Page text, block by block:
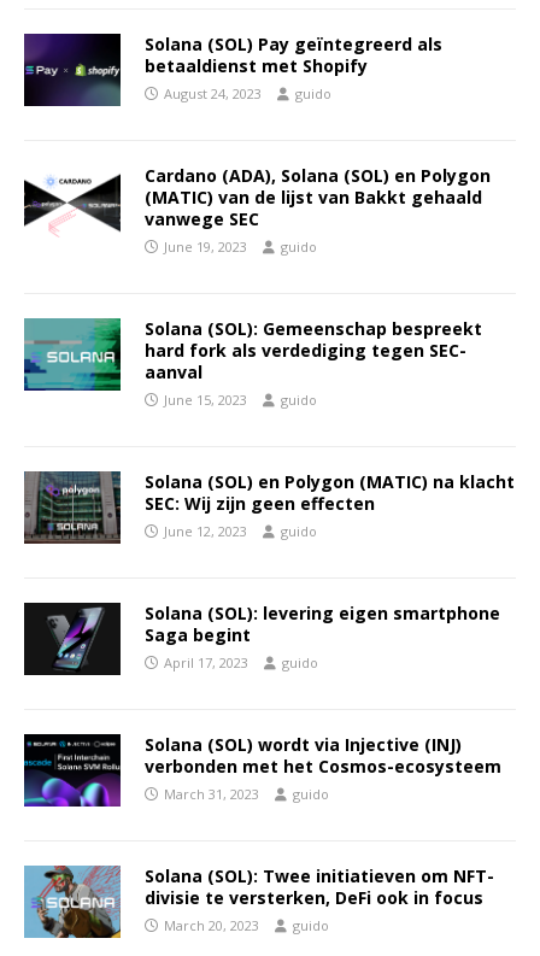
Solana (SOL) Pay geïntegreerd als
betaaldienst met Shopify
August 24, 2023 guido
Cardano (ADA), Solana (SOL) en Polygon
(MATIC) van de lijst van Bakkt gehaald
vanwege SEC
June 19, 2023 guido
Solana (SOL): Gemeenschap bespreekt
hard fork als verdediging tegen SEC-
aanval
June 15, 2023 guido
Solana (SOL) en Polygon (MATIC) na klacht
SEC: Wij zijn geen effecten
June 12, 2023 guido
Solana (SOL): levering eigen smartphone
Saga begint
April 17, 2023 guido
Solana (SOL) wordt via Injective (INJ)
verbonden met het Cosmos-ecosysteem
March 31, 2023 guido
Solana (SOL): Twee initiatieven om NFT-
divisie te versterken, DeFi ook in focus
March 20, 2023 guido